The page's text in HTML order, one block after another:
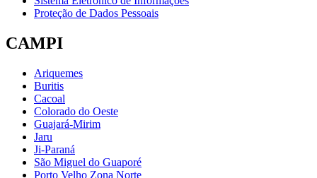
Proteção de Dados Pessoais
CAMPI
Ariquemes
Buritis
Cacoal
Colorado do Oeste
Guajará-Mirim
Jaru
Ji-Paraná
São Miguel do Guaporé
Porto Velho Zona Norte